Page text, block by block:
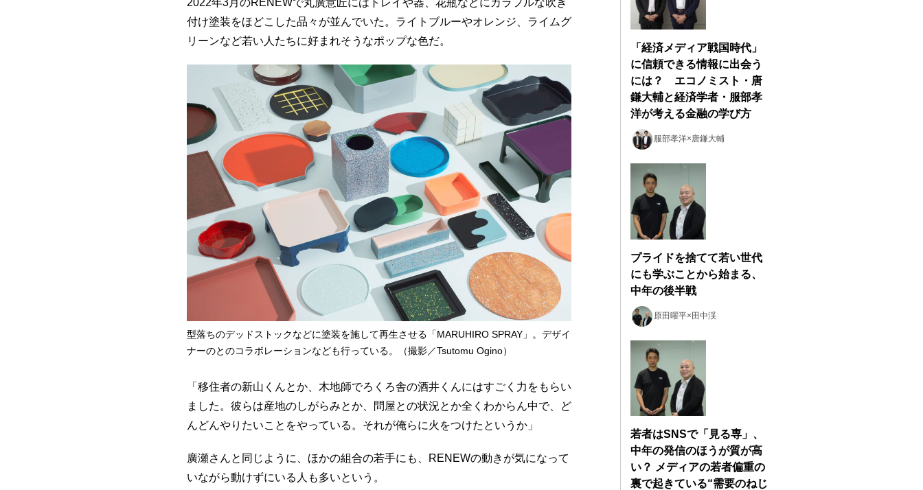
付け塗装をほどこした品々が並んでいた。ライトブルーやオレンジ、ライムグ
リーンなど若い人たちに好まれそうなポップな色だ。
型落ちのデッドストックなどに塗装を施して再生させる「MARUHIRO SPRAY」。デザイ
ナーのとのコラボレーションなども行っている。（撮影／Tsutomu Ogino）
「移住者の新山くんとか、木地師でろくろ舎の酒井くんにはすごく力をもらい
ました。彼らは産地のしがらみとか、問屋との状況とか全くわからん中で、ど
んどんやりたいことをやっている。それが俺らに火をつけたというか」
廣瀬さんと同じように、ほかの組合の若手にも、RENEWの動きが気になって
いながら動けずにいる人も多いという。
「経済メディア戦国時代」
に信頼できる情報に出会う
には？ エコノミスト・唐
鎌大輔と経済学者・服部孝
洋が考える金融の学び方
服部孝洋×唐鎌大輔
プライドを捨てて若い世代
にも学ぶことから始まる、
中年の後半戦
原田曜平×田中渓
若者はSNSで「見る専」、
中年の発信のほうが質が高
い？ メディアの若者偏重の
裏で起きている“需要のねじ